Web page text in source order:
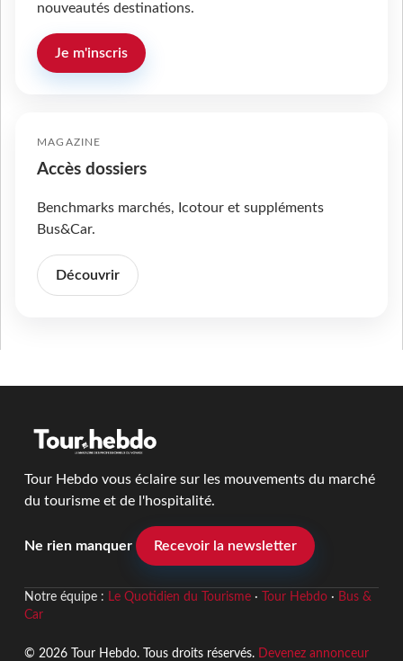
nouveautés destinations.
Je m'inscris
MAGAZINE
Accès dossiers
Benchmarks marchés, Icotour et suppléments
Bus&Car.
Découvrir
Tour Hebdo vous éclaire sur les mouvements du marché
du tourisme et de l'hospitalité.
Ne rien manquer Recevoir la newsletter
Notre équipe : Le Quotidien du Tourisme· Tour Hebdo· Bus &
Car
© 2026 Tour Hebdo. Tous droits réservés. Devenez annonceur